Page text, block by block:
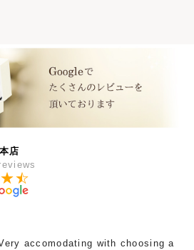
店
★
☆
accomodating with choosing a